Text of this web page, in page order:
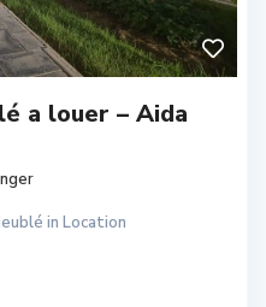
a louer – Aida
in Location